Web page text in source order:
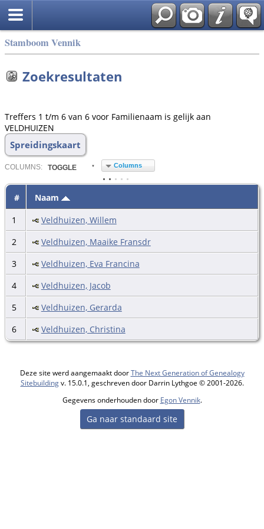
Stamboom Vennik
Zoekresultaten
Treffers 1 t/m 6 van 6 voor Familienaam is gelijk aan
VELDHUIZEN
Spreidingskaart
COLUMN S: TOGGLE Columns
#
Naam
1
Veldhuizen, Willem
2
Veldhuizen, Maaike Fransdr
3
Veldhuizen, Eva Francina
4
Veldhuizen, Jacob
5
Veldhuizen, Gerarda
6
Veldhuizen, Christina
Deze site werd aangemaakt doorThe Next Generation of Genealogy
Sitebuildingv. 15.0.1, geschreven door Darrin Lythgoe © 2001-2026.
Gegevens onderhouden door Egon Vennik.
Ga naar standaard site